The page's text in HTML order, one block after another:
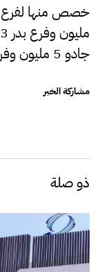
جادو 5 مليون وفرع الرياينة 2 مليون .
مشاركة الخبر
ذو صلة